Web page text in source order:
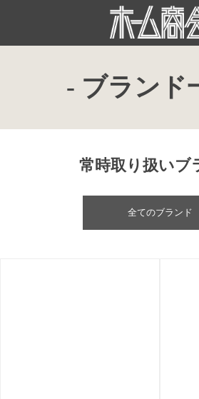
- ブランド
常時取り扱いブ
全てのブランド